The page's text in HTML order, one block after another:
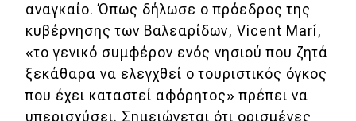
Χρηστικά
Συμβουλές
ΚΤΕΟ
Οδική βοήθεια
αναγκαίο. Όπως δήλωσε ο πρόεδρος της
κυβέρνησης των Βαλεαρίδων, Vicent Marí,
«το γενικό συμφέρον ενός νησιού που ζητά
ξεκάθαρα να ελεγχθεί ο τουριστικός όγκος
που έχει καταστεί αφόρητος» πρέπει να
υπερισχύσει. Σημειώνεται ότι ορισμένες